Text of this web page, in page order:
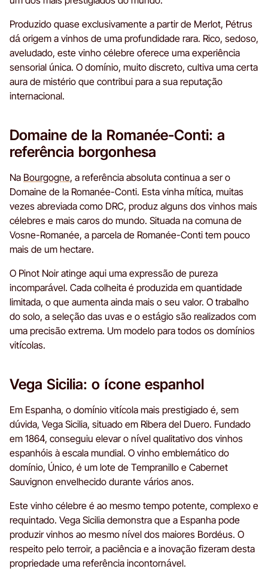
Produzido quase exclusivamente a partir de Merlot, Pétrus
dá origem a vinhos de uma profundidade rara. Rico, sedoso,
aveludado, este vinho célebre oferece uma experiência
sensorial única. O domínio, muito discreto, cultiva uma certa
aura de mistério que contribui para a sua reputação
internacional.
Domaine de la Romanée-Conti: a
referência borgonhesa
Na Bourgogne, a referência absoluta continua a ser o
Domaine de la Romanée-Conti. Esta vinha mítica, muitas
vezes abreviada como DRC, produz alguns dos vinhos mais
célebres e mais caros do mundo. Situada na comuna de
Vosne-Romanée, a parcela de Romanée-Conti tem pouco
mais de um hectare.
O Pinot Noir atinge aqui uma expressão de pureza
incomparável. Cada colheita é produzida em quantidade
limitada, o que aumenta ainda mais o seu valor. O trabalho
do solo, a seleção das uvas e o estágio são realizados com
uma precisão extrema. Um modelo para todos os domínios
vitícolas.
Vega Sicilia: o ícone espanhol
Em Espanha, o domínio vitícola mais prestigiado é, sem
dúvida, Vega Sicilia, situado em Ribera del Duero. Fundado
em 1864, conseguiu elevar o nível qualitativo dos vinhos
espanhóis à escala mundial. O vinho emblemático do
domínio, Único, é um lote de Tempranillo e Cabernet
Sauvignon envelhecido durante vários anos.
Este vinho célebre é ao mesmo tempo potente, complexo e
requintado. Vega Sicilia demonstra que a Espanha pode
produzir vinhos ao mesmo nível dos maiores Bordéus. O
respeito pelo terroir, a paciência e a inovação fizeram desta
propriedade uma referência incontornável.